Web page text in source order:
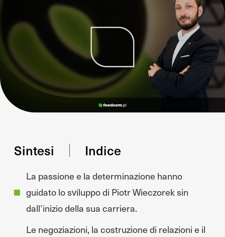
Sintesi Indice
La passione e la determinazione hanno
guidato lo sviluppo di Piotr Wieczorek sin
dall’inizio della sua carriera.
Le negoziazioni, la costruzione di relazioni e il